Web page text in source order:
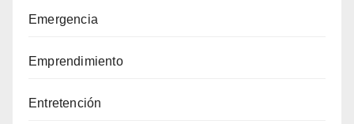
Emergencia
Emprendimiento
Entretención